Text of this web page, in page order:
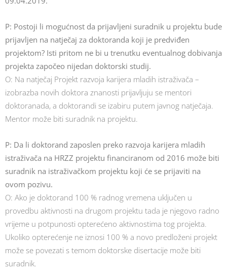
P: Postoji li mogućnost da prijavljeni suradnik u projektu bude
prijavljen na natječaj za doktoranda koji je predviđen
projektom? Isti pritom ne bi u trenutku eventualnog dobivanja
projekta započeo nijedan doktorski studij.
O: Na natječaj Projekt razvoja karijera mladih istraživača –
izobrazba novih doktora znanosti prijavljuju se mentori
doktoranada, a doktorandi se izabiru putem javnog natječaja.
Mentor može biti suradnik na projektu.
P: Da li doktorand zaposlen preko razvoja karijera mladih
istraživača na HRZZ projektu financiranom od 2016 može biti
suradnik na istraživačkom projektu koji će se prijaviti na
ovom pozivu.
O: Ako je doktorand 100 % radnog vremena uključen u
provedbu aktivnosti na drugom projektu tada je njegovo radno
vrijeme u potpunosti opterećeno aktivnostima tog projekta.
Ukoliko opterećenje ne iznosi 100 % a novo predloženi projekt
može se povezati s temom doktorske disertacije može biti
suradnik.